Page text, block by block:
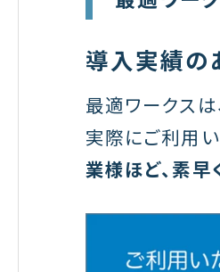
導入実績の
最適ワークスは
実際にご利用い
業様ほど、素